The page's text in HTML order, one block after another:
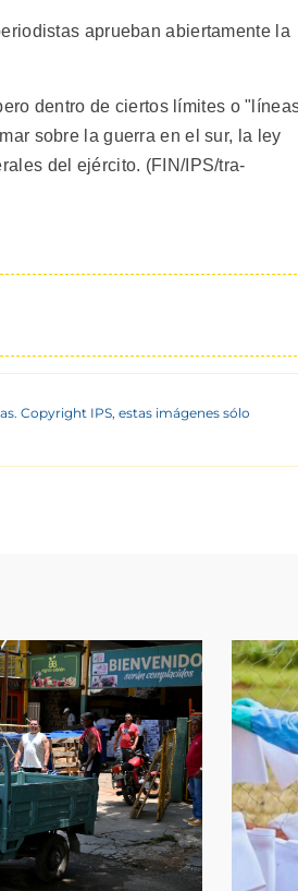
aprueban abiertamente la
dentro de ciertos límites o
sobre la guerra en el sur, la ley
del ejército. (FIN/IPS/tra-
Copyright IPS, estas imágenes sólo